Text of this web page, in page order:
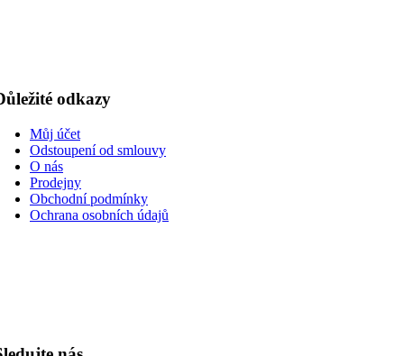
odkazy
Můj účet
Odstoupení od smlouvy
O nás
Prodejny
Obchodní podmínky
Ochrana osobních údajů